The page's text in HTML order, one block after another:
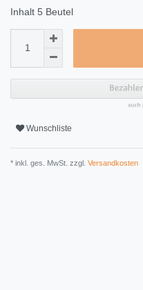
Inhalt 5 Beutel
Wunschliste
* inkl. ges. MwSt. zzgl. Versandkosten